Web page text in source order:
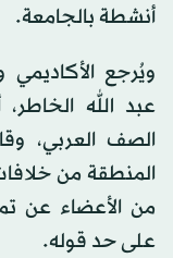
أنشطة بالجامعة.
ويُرجع
عبد الله
الصف العربي،
المنطقة من
من الأعضاء عن
على حد قوله.